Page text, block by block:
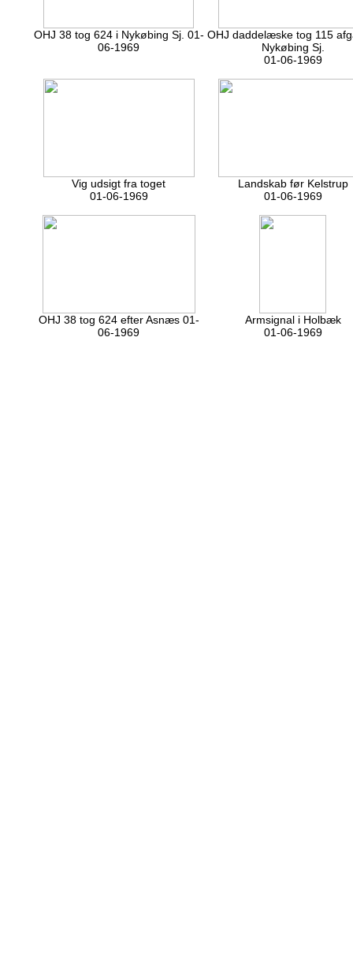
OHJ 38 tog 624 i Nykøbing Sj. 01-
06-1969
OHJ daddelæske tog 115
Nykøbing Sj.
01-06-1969
Vig udsigt fra toget
01-06-1969
Landskab før Kelstrup
01-06-1969
OHJ 38 tog 624 efter Asnæs 01-
06-1969
Armsignal i Holbæk
01-06-1969